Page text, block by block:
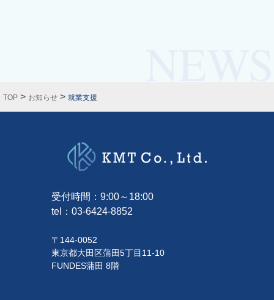
TOP > お知らせ > 就業支援
受付時間：9:00～18:00
tel： 03-6424-8852
〒144-0052
東京都大田区蒲田5丁目11-10
FUNDES蒲田 8階